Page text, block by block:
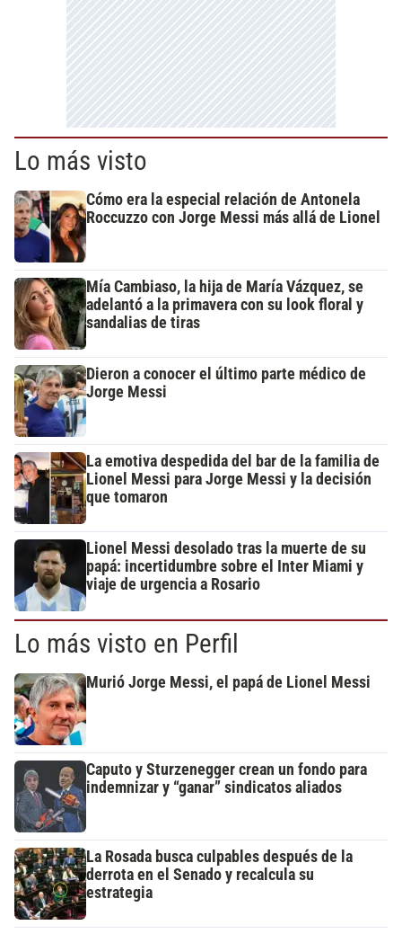
Lo más visto
Cómo era la especial relación de Antonela
Roccuzzo con Jorge Messi más allá de Lionel
Mía Cambiaso, la hija de María Vázquez, se
adelantó a la primavera con su look floral y
sandalias de tiras
Dieron a conocer el último parte médico de
Jorge Messi
La emotiva despedida del bar de la familia de
Lionel Messi para Jorge Messi y la decisión
que tomaron
Lionel Messi desolado tras la muerte de su
papá: incertidumbre sobre el Inter Miami y
viaje de urgencia a Rosario
Lo más visto en Perfil
Murió Jorge Messi, el papá de Lionel Messi
Caputo y Sturzenegger crean un fondo para
indemnizar y “ganar” sindicatos aliados
La Rosada busca culpables después de la
derrota en el Senado y recalcula su
estrategia